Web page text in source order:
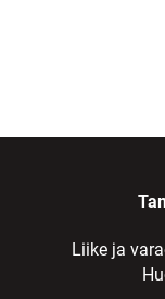
Liike ja